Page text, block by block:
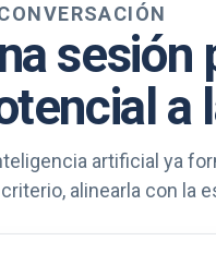
sesión
a
artificial ya
alinearla con la